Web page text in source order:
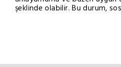
şeklinde olabilir. Bu durum,